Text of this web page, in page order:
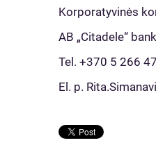
Korporatyvinės
AB „Citadele“
Tel. +370 5 266
El. p.